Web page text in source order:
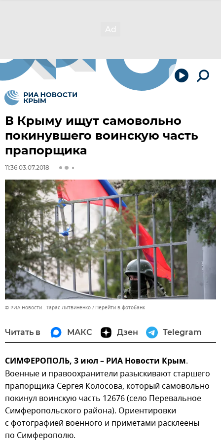
В Крыму ищут самовольно
покинувшего воинскую часть
прапорщика
11:36 03.07.2018
© РИА Новости . Тарас Литвиненко Перейти в фотобанк
Читать в МАКС Дзен Telegram
СИМФЕРОПОЛЬ, 3 июл – РИА Новости Крым.
Военные и правоохранители разыскивают старшего
прапорщика Сергея Колосова, который самовольно
покинул воинскую часть 12676 (село Перевальное
Симферопольского района). Ориентировки
с фотографией военного и приметами расклеены
по Симферополю.